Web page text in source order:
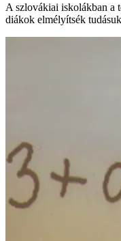
A szlovákiai iskolákban a
diákok elmélyítsék